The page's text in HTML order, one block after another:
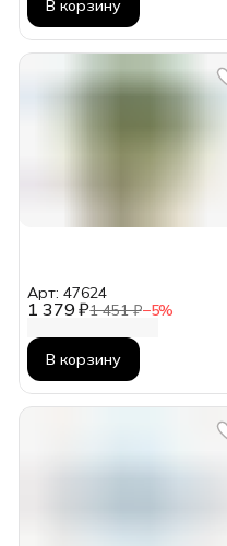
В корзину
1 379 ₽1 451 ₽−5%
Арт: 47624
В корзину